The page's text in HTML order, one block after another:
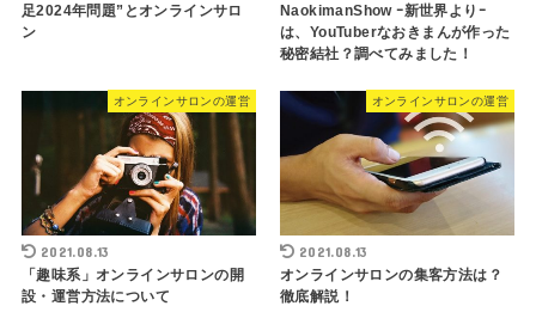
足2024年問題”とオンラインサロ
ン
NaokimanShow ｰ新世界よりｰ
は、YouTuberなおきまんが作った
秘密結社？調べてみました！
オンラインサロンの運営
2021.08.13
「趣味系」オンラインサロンの開
設・運営方法について
オンラインサロンの運営
2021.08.13
オンラインサロンの集客方法は？
徹底解説！